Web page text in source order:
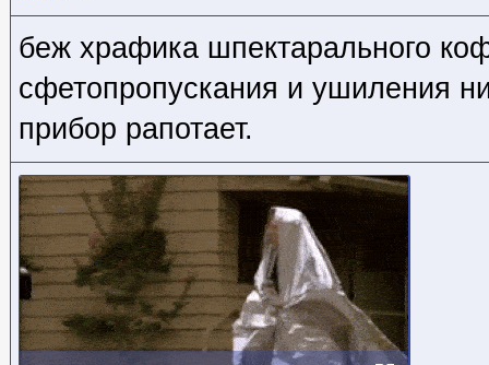
беж храфика шпектарального
сфетопропускания и ушиления
прибор рапотает.